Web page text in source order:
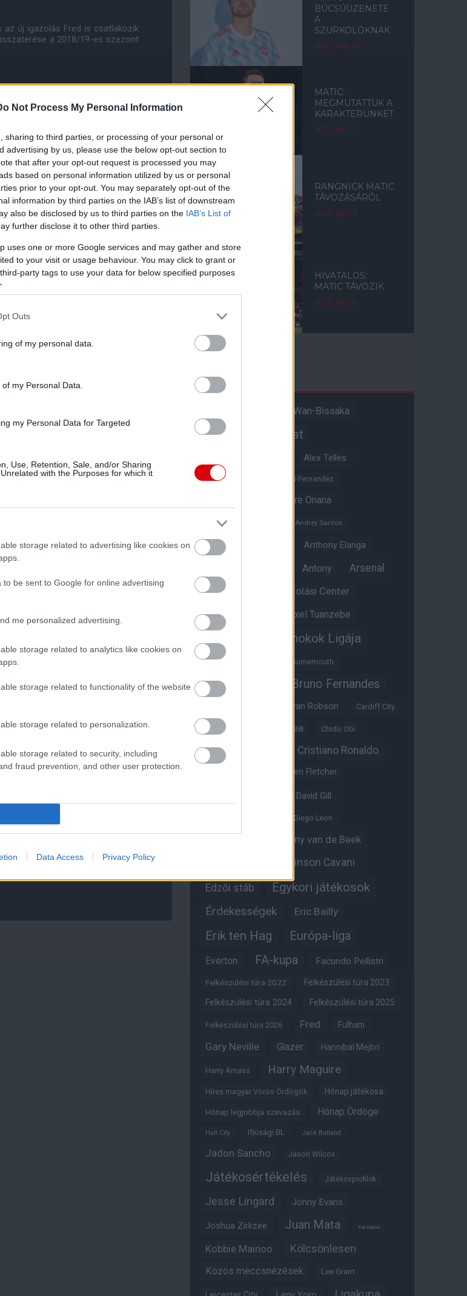
Not Process My Personal Information
sharing to third parties, or processing of your personal or
advertising by us, please use the below opt-out section to
that after your opt-out request is processed you may
based on personal information utilized by us or personal
prior to your opt-out. You may separately opt-out of the
information by third parties on the IAB’s list of downstream
also be disclosed by us to third parties on the IAB’s List of
further disclose it to other third parties.
uses one or more Google services and may gather and store
to your visit or usage behaviour. You may click to grant or
party tags to use your data for below specified purposes
Outs
of my personal data.
my Personal Data.
my Personal Data for Targeted
Use, Retention, Sale, and/or Sharing
with the Purposes for which it
storage related to advertising like cookies on
be sent to Google for online advertising
me personalized advertising.
storage related to analytics like cookies on
storage related to functionality of the website
storage related to personalization.
storage related to security, including
fraud prevention, and other user protection.
Data Access Privacy Policy
az új igazolás Fred is csatlakozik
a 2018/19-es szezont
működését!
BÚCSÚÜZENETE
A
SZURKOLÓKNAK
2022. máj. 19.
MATIC:
MEGMUTATTUK A
KARAKTERÜNKET
2022. ápr. 29.
RANGNICK MATIC
TÁVOZÁSÁRÓL
2022. ápr. 19.
HIVATALOS:
MATIC TÁVOZIK
2022. ápr. 15.
Aaron Wan-Bissaka
Akadémiai csapat
Alex Telles
Altay Bayindir Alvaro Fernandez
Andre Onana
Andreas Pereira
Andrey Santos
Angol válogatott Anthony Elanga
Antony Arsenal
Aston Villa Átigazolási Center
Átigazolások Axel Tuanzebe
Bajnokok Ligája
Benjamin Sesko Bournemouth
Brandon Williams Bruno Fernandes
Bryan Robson Cardiff City
Casemiro Chelsea Chido Obi
Christian Eriksen Cristiano Ronaldo
Darren Fletcher
David Gill
Diego Leon
Donny van de Beek
Edinson Cavani
Edzői stáb Egykori játékosok
Érdekességek Eric Bailly
Erik ten Hag Európa-liga
Everton FA-kupa Facundo Pellistri
Felkészülési túra 2022 Felkészülési túra 2023
Felkészülési túra 2024 Felkészülési túra 2025
Felkészülési túra 2026 Fred Fulham
Gary Neville Glazer Hannibal Mejbri
Harry Amass Harry Maguire
Híres magyar Vörös Ördögök Hónap játékosa
Hónap legjobbja szavazás Hónap Ördöge
Hull City Ifjúsági BL Jack Butland
Jadon Sancho Jason Wilcox
Játékosértékelés Játékosprofilok
Jesse Lingard Jonny Evans
Joshua Zirkzee Juan Mata Karl Darlow
Kobbie Mainoo Kölcsönlesen
Közös meccsnézések Lee Grant